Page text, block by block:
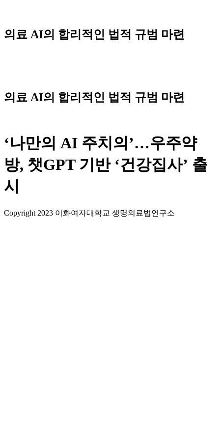
content
의료 AI의 합리적인 법적 규범 마련
의료 AI의 합리적인 법적 규범 마련
‘나만의 AI 주치의’…우주약
방, 챗GPT 기반 ‘건강집사’ 출
시
Copyright 2023 이화여자대학교 생명의료법연구소